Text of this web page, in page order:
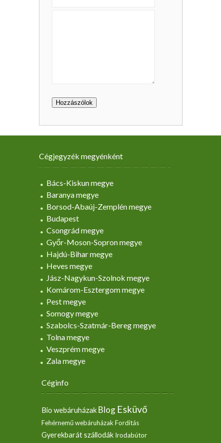
Cégjegyzék megyénként
Bács-Kiskun megye
Baranya megye
Borsod-Abaúj-Zemplén megye
Budapest
Csongrád megye
Győr-Moson-Sopron megye
Hajdú-Bihar megye
Heves megye
Jász-Nagykun-Szolnok megye
Komárom-Esztergom megye
Pest megye
Somogy megye
Szabolcs-Szatmár-Bereg megye
Tolna megye
Veszprém megye
Zala megye
Céginfo
Bio webáruházak Blog Esküvő
Fehérnemű webáruházakFordítás
Gyerekbarát szállodák Irodabútor